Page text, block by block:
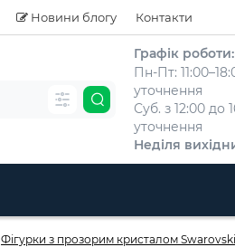
Новини блогу Контакти
Графік роботи:
Пн-Пт:
уточнення
Суб. з 12:00 до
уточнення
Неділя
Фігурки з прозорим кристалом Swarovski